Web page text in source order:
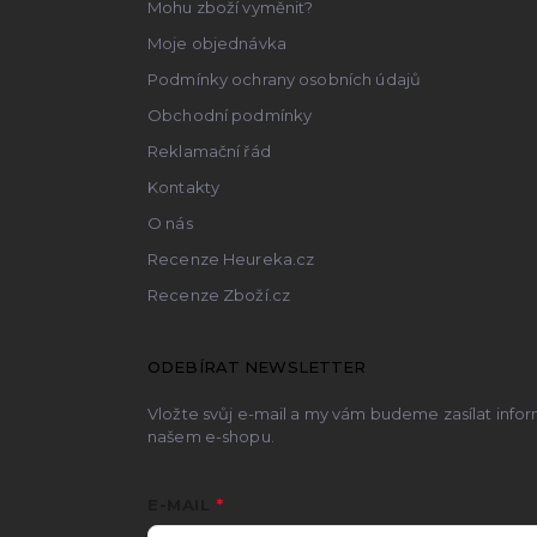
Mohu zboží vyměnit?
Moje objednávka
Podmínky ochrany osobních údajů
Obchodní podmínky
Reklamační řád
Kontakty
O nás
Recenze Heureka.cz
Recenze Zboží.cz
ODEBÍRAT NEWSLETTER
Vložte svůj e-mail a my vám budeme zasílat
našem e-shopu.